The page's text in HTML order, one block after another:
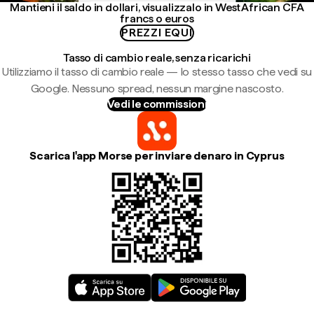
Mantieni il saldo in dollari, visualizzalo in West African CFA
francs o euros
PREZZI EQUI
Tasso di cambio reale, senza ricarichi
Utilizziamo il tasso di cambio reale — lo stesso tasso che vedi su
Google. Nessuno spread, nessun margine nascosto.
Vedi le commissioni
Scarica l'app Morse per inviare denaro in Cyprus